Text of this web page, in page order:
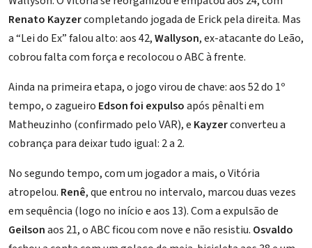
Renato Kayzercompletando jogada de Erick pela direita. Mas
a “Lei do Ex” falou alto: aos 42,Wallyson, ex-atacante do Leão,
cobrou falta com força e recolocou o ABC à frente.
Ainda na primeira etapa, o jogo virou de chave: aos 52 do 1º
tempo, o zagueiro Edson foi expulsoapós pênalti em
Matheuzinho (confirmado pelo VAR), e Kayzerconverteu a
cobrança para deixar tudo igual: 2 a 2.
No segundo tempo, com um jogador a mais, o Vitória
atropelou. Renê, que entrou no intervalo, marcou duas vezes
em sequência (logo no início e aos 13). Com a expulsão de
Geilsonaos 21, o ABC ficou com nove e não resistiu. Osvaldo